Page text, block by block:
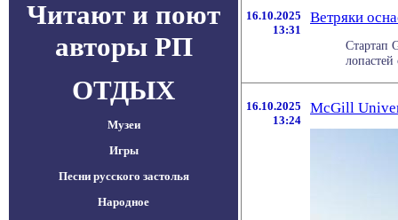
Читают и поют
авторы РП
ОТДЫХ
Музеи
Игры
Песни русского застолья
Народное
16.10.2025
13:31
Ветряки
Стартап
16.10.2025
13:24
McGill